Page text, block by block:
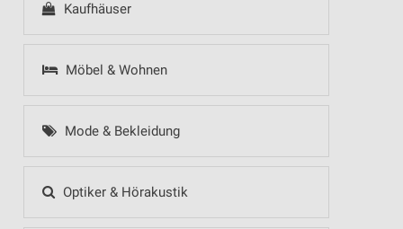
Kaufhäuser
Möbel & Wohnen
Mode & Bekleidung
Optiker & Hörakustik